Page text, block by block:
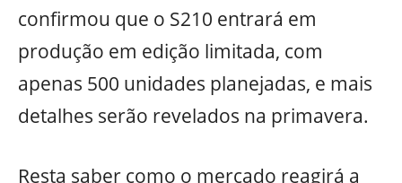
confirmou que o S210 entrará em
produção em edição limitada, com
apenas 500 unidades planejadas, e mais
detalhes serão revelados na primavera.
Resta saber como o mercado reagirá a